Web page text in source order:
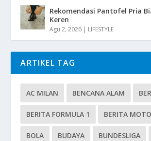
Rekomendasi Pantofel Pria
Keren
Agu 2, 2026 | LIFESTYLE
ARTIKEL TAG
AC MILAN BENCANA ALAM
BERITA FORMULA 1 BERITA
BOLA BUDAYA BUNDESLIGA